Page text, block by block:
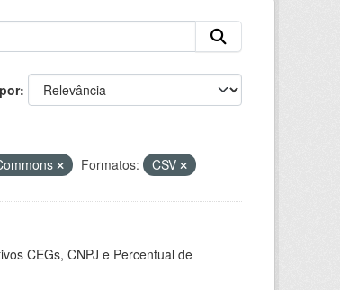
Formatos: CSV
CEGs, CNPJ e Percentual de